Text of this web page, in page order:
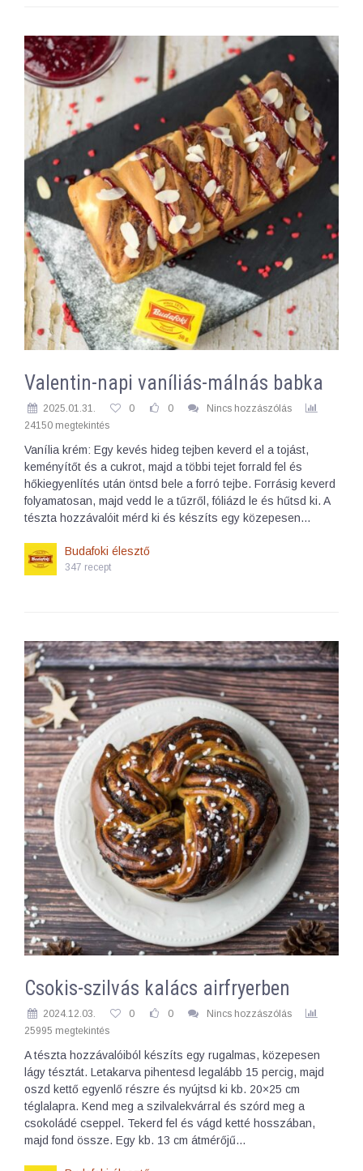
Valentin-napi vaníliás-málnás babka
2025.01.31. 0 0
Nincs hozzászólás
24150 megtekintés
Vanília krém: Egy kevés hideg tejben keverd el a tojást,
keményítőt és a cukrot, majd a többi tejet forrald fel és
hőkiegyenlítés után öntsd bele a forró tejbe. Forrásig keverd
folyamatosan, majd vedd le a tűzről, fóliázd le és hűtsd ki. A
tészta hozzávalóit mérd ki és készíts egy közepesen…
Budafoki élesztő
347 recept
Csokis-szilvás kalács airfryerben
2024.12.03. 0 0
Nincs hozzászólás
25995 megtekintés
A tészta hozzávalóiból készíts egy rugalmas, közepesen
lágy tésztát. Letakarva pihentesd legalább 15 percig, majd
oszd kettő egyenlő részre és nyújtsd ki kb. 20×25 cm
téglalapra. Kend meg a szilvalekvárral és szórd meg a
csokoládé cseppel. Tekerd fel és vágd ketté hosszában,
majd fond össze. Egy kb. 13 cm átmérőjű…